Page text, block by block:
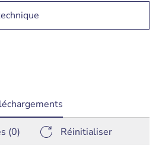
Afficher les filtres (0) Réinitialiser